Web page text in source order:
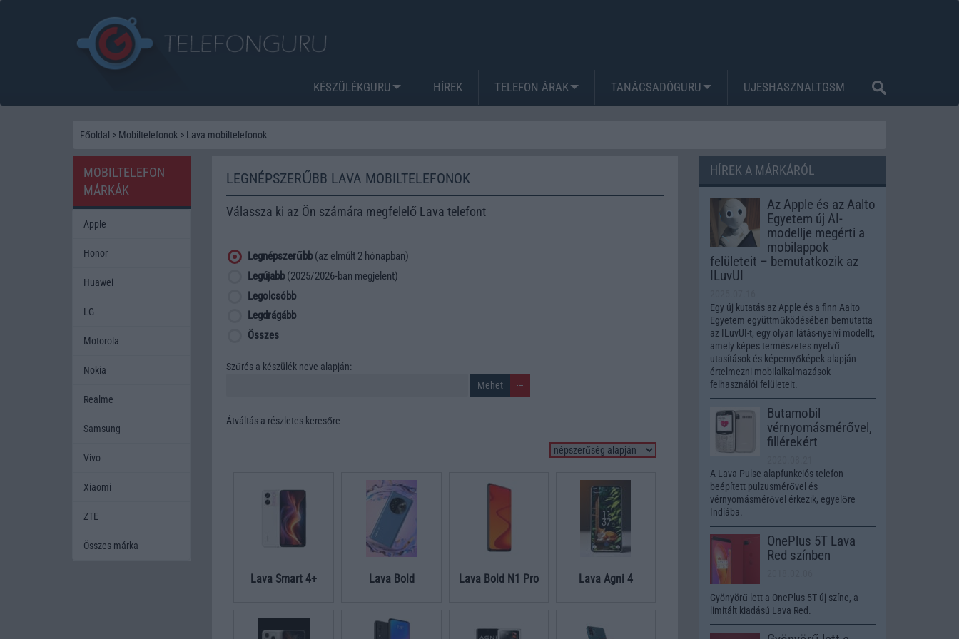
KÉSZÜLÉKGURU HÍREK TELEFON ÁRAK TANÁCSADÓGURU UJESHASZNALTGSM
Főoldal > Mobiltelefonok > Lava mobiltelefonok
LEGNÉPSZERŰBB LAVA MOBILTELEFONOK
Válassza ki az Ön számára megfelelő Lava telefont
Legnépszerűbb (az elmúlt 2 hónapban)
Legújabb (2025/2026-ban megjelent)
Legolcsóbb
Legdrágább
Összes
Szűrés a készülék neve alapján:
Átváltás a részletes keresőre
Lava Smart 4+ Lava Bold Lava Bold N1 Pro Lava Agni 4
HÍREK A MÁRKÁRÓL
Az Apple és az Aalto
Egyetem új AI-
modellje megérti a
mobilappok
felületeit – bemutatkozik az
ILuvUI
Egy új kutatás az Apple és a finn Aalto
Egyetem együttműködésében bemutatta
az ILuvUI-t, egy olyan látás-nyelvi modellt,
amely képes természetes nyelvű
utasítások és képernyőképek alapján
értelmezni mobilalkalmazások
felhasználói felületeit.
Butamobil
vérnyomásmérővel,
fillérekért
A Lava Pulse alapfunkciós telefon
beépített pulzusmérővel és
vérnyomásmérővel érkezik, egyelőre
Indiába.
OnePlus 5T Lava
Red színben
Gyönyörű lett a OnePlus 5T új színe, a
limitált kiadású Lava Red.
MOBILTELEFON
MÁRKÁK
Apple
Honor
Huawei
LG
Motorola
Nokia
Realme
Samsung
Vivo
Xiaomi
ZTE
Összes márka